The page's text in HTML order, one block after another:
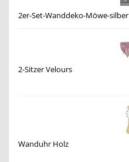
2er-Set-Wanddeko-Möwe-silber
2-Sitzer Velours
Wanduhr Holz